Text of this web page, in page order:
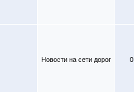
Новости на сети дорог 0